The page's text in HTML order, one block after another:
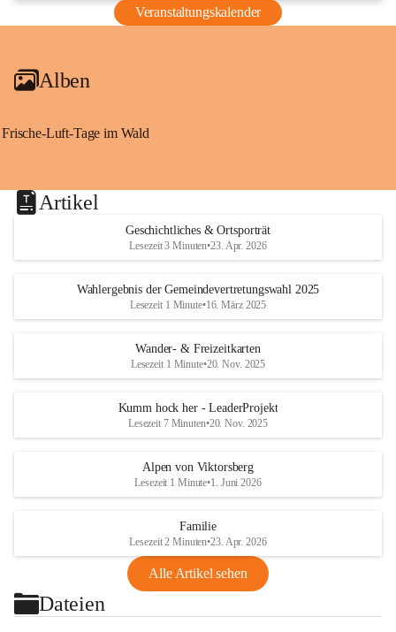
Veranstaltungskalender
Alben
Frische-Luft-Tage im Wald
Artikel
Geschichtliches & Ortsporträt
Lesezeit 3 Minuten•23. Apr. 2026
Wahlergebnis der Gemeindevertretungswahl 2025
Lesezeit 1 Minute•16. März 2025
Wander- & Freizeitkarten
Lesezeit 1 Minute•20. Nov. 2025
Kumm hock her - LeaderProjekt
Lesezeit 7 Minuten•20. Nov. 2025
Alpen von Viktorsberg
Lesezeit 1 Minute•1. Juni 2026
Familie
Lesezeit 2 Minuten•23. Apr. 2026
Alle Artikel sehen
Dateien